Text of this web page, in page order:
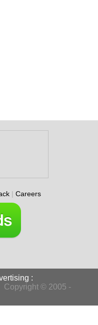
| Careers
:
Copyright © 2005 -